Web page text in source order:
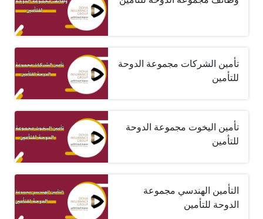
تأمين الشركات مجموعة الدوحة
للتأمين
تأمين اليخوت مجموعة الدوحة
للتأمين
التأمين الهندسي مجموعة
الدوحة للتأمين